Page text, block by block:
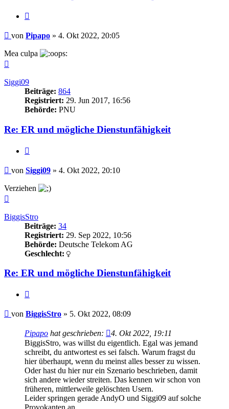
Beitrag
von Pipapo » 4. Okt 2022, 20:05
Mea culpa
Siggi09
Beiträge: 864
Registriert: 29. Jun 2017, 16:56
Behörde: PNU
Re: ER und mögliche Dienstunfähigkeit
Beitrag
von Siggi09 » 4. Okt 2022, 20:10
Verziehen
BiggisStro
Beiträge: 34
Registriert: 29. Sep 2022, 10:56
Behörde: Deutsche Telekom AG
Geschlecht:
Re: ER und mögliche Dienstunfähigkeit
Beitrag
von BiggisStro » 5. Okt 2022, 08:09
Pipapo hat geschrieben:
4. Okt 2022, 19:11
BiggisStro, was willst du eigentlich. Egal was jemand
schreibt, du antwortest es sei falsch. Warum fragst du
hier überhaupt, wenn du meinst alles besser zu wissen.
Oder hast du hier nur ein Szenario beschrieben, damit
sich andere wieder streiten. Das kennen wir schon von
früheren, mittlerweile gelöschten Usern.
Leider springen gerade AndyO und Siggi09 auf solche
Provokanten an.